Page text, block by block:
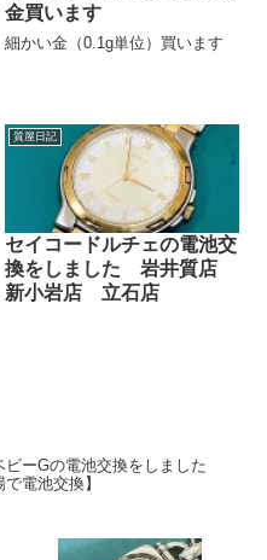
金買います
細かい金（0.1g単位）買います
質屋日記
セイコードルチェの電池交
換をしました 岩井質店
新小岩店 立石店
ビーGの電池交換をしました
で電池交換】